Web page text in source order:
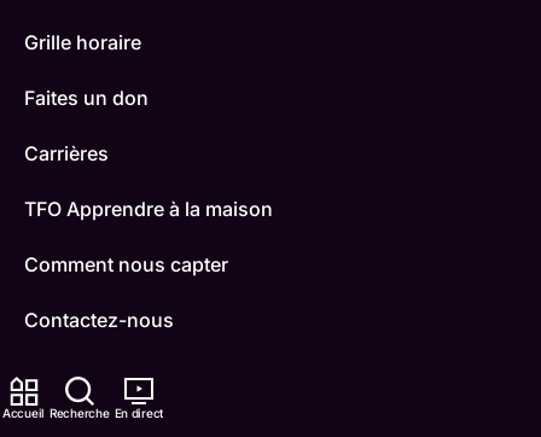
Accueil Recherche En direct
Grille horaire
Faites un don
Carrières
TFO Apprendre à la maison
Comment nous capter
Contactez-nous
ONFR